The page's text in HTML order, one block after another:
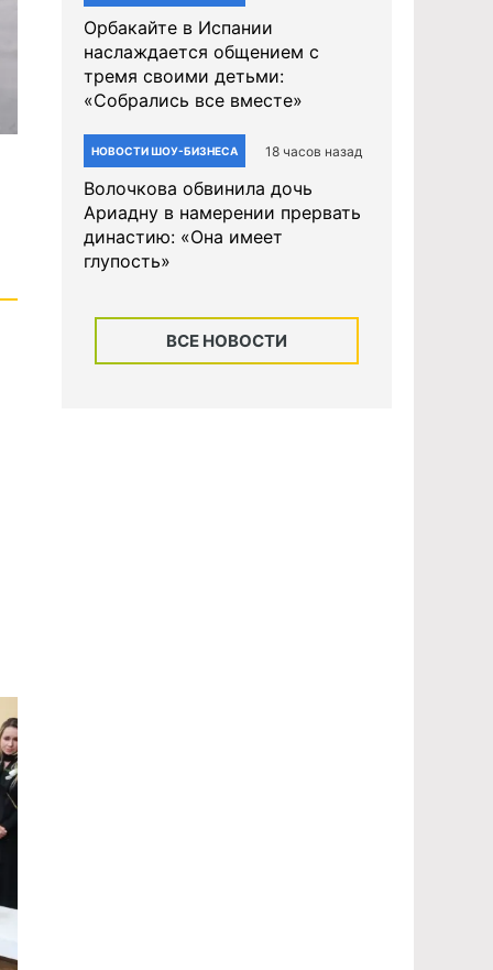
Орбакайте в Испании
наслаждается общением с
тремя своими детьми:
«Собрались все вместе»
НОВОСТИ ШОУ-БИЗНЕСА 18 часов назад
Волочкова обвинила дочь
Ариадну в намерении прервать
династию: «Она имеет
глупость»
ВСЕ НОВОСТИ